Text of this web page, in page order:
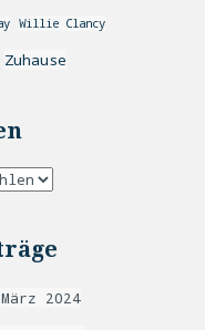
Willie Clancy
Zuhause
2024